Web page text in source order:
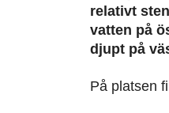
relativt
vatten på
djupt på
På platsen